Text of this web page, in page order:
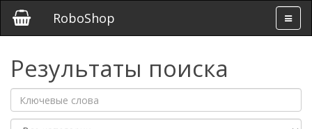
RoboShop
Результаты поиска